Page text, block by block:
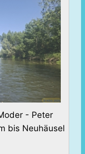
- Peter
bis Neuhäusel